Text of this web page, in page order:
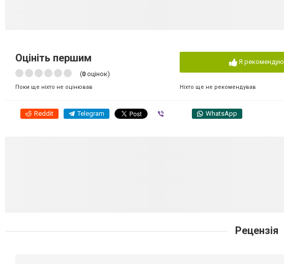
Оцініть першим
(0 оцінок)
Поки ще ніхто не оцінював
Я рекомендую
Ніхто ще не рекомендував
Reddit Telegram WhatsApp
Рецензія